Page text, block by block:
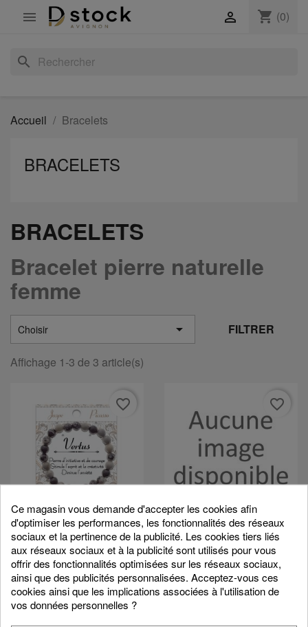
 shopping_cart (0)

search
Accueil Bracelets
BRACELETS
BRACELETS
Bracelet pierre naturelle
femme
Choisir  FILTRER
Affichage 1-3 de 3 article(s)
Bracelet Jaspe Picasso
9,90 €
favorite_border
Bracelet Quartz Fumé
9,90 €
favorite_border
favorite_border
Ce magasin vous demande d'accepter les cookies afin
d'optimiser les performances, les fonctionnalités des réseaux
sociaux et la pertinence de la publicité. Les cookies tiers liés
aux réseaux sociaux et à la publicité sont utilisés pour vous
offrir des fonctionnalités optimisées sur les réseaux sociaux,
ainsi que des publicités personnalisées. Acceptez-vous ces
cookies ainsi que les implications associées à l'utilisation de
vos données personnelles ?